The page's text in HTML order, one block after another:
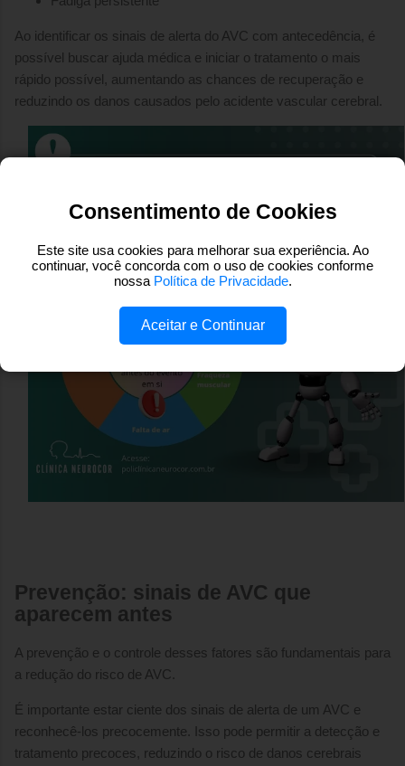
Ao identificar os sinais de alerta do AVC com antecedência, é
possível buscar ajuda médica e iniciar o tratamento o mais
rápido possível, aumentando as chances de recuperação e
reduzindo os danos causados pelo acidente vascular cerebral.
Prevenção: sinais de AVC que
aparecem antes
A prevenção e o controle desses fatores são fundamentais para
a redução do risco de AVC.
É importante estar ciente dos sinais de alerta de um AVC e
reconhecê-los precocemente. Isso pode permitir a detecção e
tratamento precoces, reduzindo o risco de danos cerebrais
Consentimento de Cookies
Este site usa cookies para melhorar sua experiência. Ao
continuar, você concorda com o uso de cookies conforme
nossa Política de Privacidade.
Aceitar e Continuar